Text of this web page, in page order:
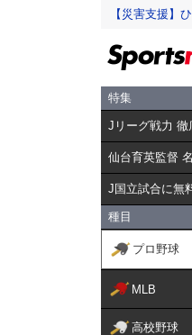
【災害支援】
特集
Jリーグ戦力 徹
仙台育英監督
J国立試合に無
種目
プロ野球
MLB
高校野球